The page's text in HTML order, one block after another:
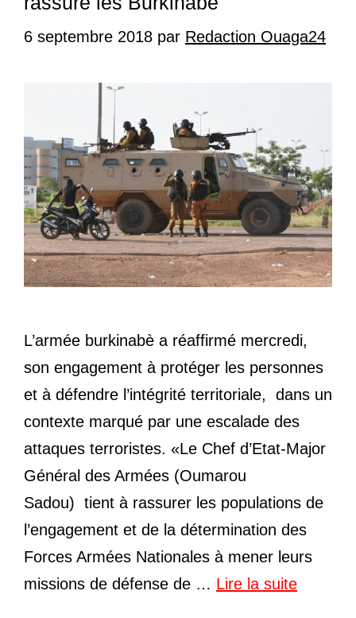
6 septembre 2018 par Redaction Ouaga24
L’armée burkinabè a réaffirmé mercredi,
son engagement à protéger les personnes
et à défendre l’intégrité territoriale, dans un
contexte marqué par une escalade des
attaques terroristes. «Le Chef d’Etat-Major
Général des Armées (Oumarou
Sadou) tient à rassurer les populations de
l’engagement et de la détermination des
Forces Armées Nationales à mener leurs
missions de défense de … Lire la suite